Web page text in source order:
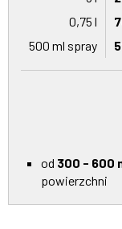
0,75 l
500 ml spray
od 300 - 600
powierzchni